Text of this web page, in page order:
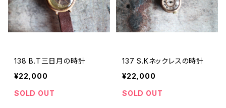
138 B.T三日月の時計
¥22,000
SOLD OUT
137 S.Kネックレスの時計
¥22,000
SOLD OUT